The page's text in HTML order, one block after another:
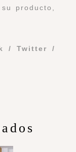
producto,
/ Twitter
/